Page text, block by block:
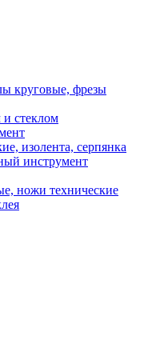
круговые, фрезы
стеклом
изолента, серпянка
инструмент
ножи технические